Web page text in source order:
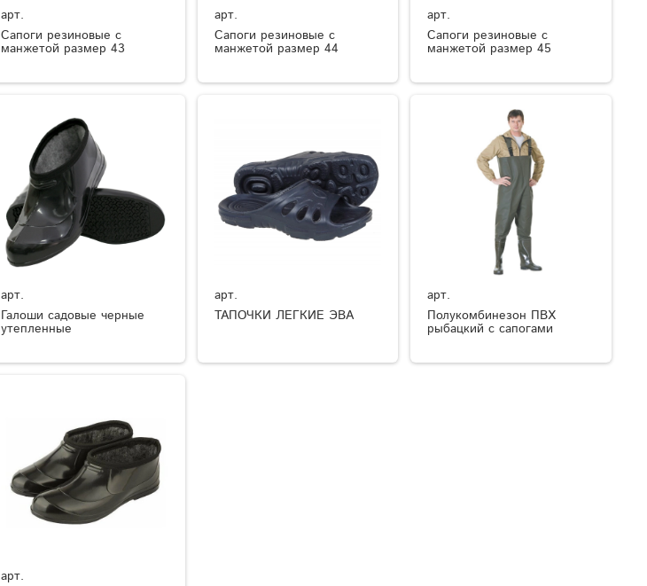
арт.
Сапоги резиновые с
манжетой размер 43
арт.
Сапоги резиновые с
манжетой размер 44
арт.
Сапоги резиновые с
манжетой размер 45
арт.
Галоши садовые черные
утепленные
арт.
ТАПОЧКИ ЛЕГКИЕ ЭВА
арт.
Полукомбинезон ПВХ
рыбацкий с сапогами
арт.